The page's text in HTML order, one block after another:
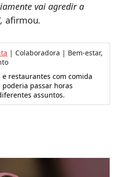
vai agredir a
afirmou.
| Colaboradora | Bem-estar,
restaurantes com comida
passar horas
assuntos.